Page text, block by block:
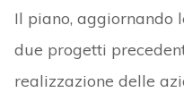
Il piano, aggiornando
due progetti
realizzazione delle